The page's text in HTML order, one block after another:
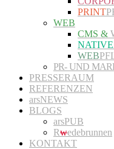
PRINT
WEB
CMS &
NATIVE
WEB
PR- UND
PRESSERAUM
REFERENZEN
arsNEWS
BLOGS
arsPUB
Rwedebrunnen
KONTAKT